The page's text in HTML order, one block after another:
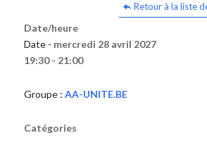
Retour à la liste
Date/heure
Date - mercredi 28 avril 2027
19:30 - 21:00
Groupe : AA-UNITE.BE
Catégories